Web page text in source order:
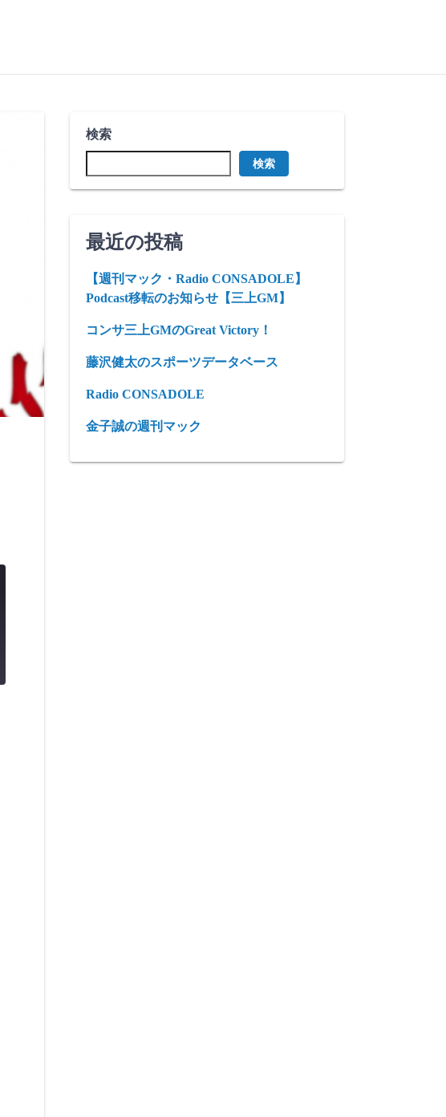
検索
検索
最近の投稿
【週刊マック・Radio CONSADOLE】
Podcast移転のお知らせ【三上GM】
コンサ三上GMのGreat Victory！
藤沢健太のスポーツデータベース
Radio CONSADOLE
金子誠の週刊マック